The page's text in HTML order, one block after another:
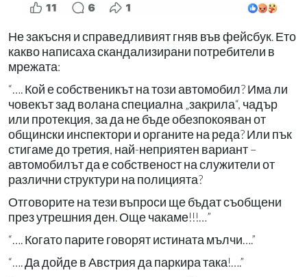
Не закъсня и справедливият гняв във фейсбук. Ето
какво написаха скандализирани потребители в
мрежата:
“…. Кой е собственикът на този автомобил? Има ли
човекът зад волана специална „закрила“, чадър
или протекция, за да не бъде обезпокояван от
общински инспектори и органите на реда? Или пък
стигаме до третия, най-неприятен вариант –
автомобилът да е собственост на служители от
различни структури на полицията?
Отговорите на тези въпроси ще бъдат съобщени
през утрешния ден. Още чакаме!!!…”
“…. Когато парите говорят истината мълчи….”
“…. Да дойде в Австрия да паркира така!….”